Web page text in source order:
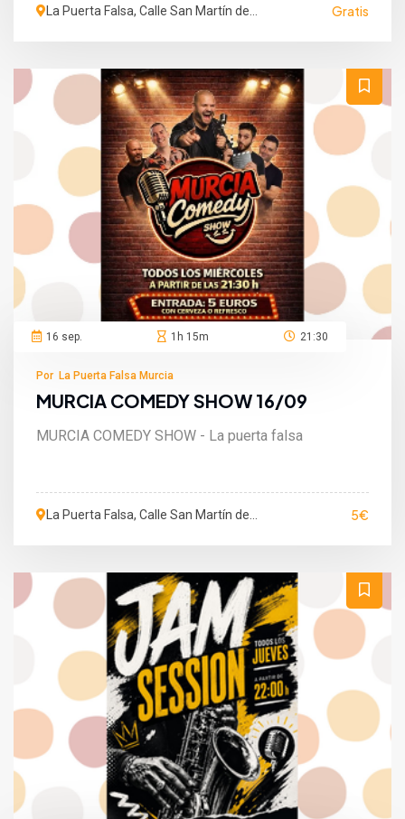
La Puerta Falsa, Calle San Martín de
Gratis
16 sep. 1h 15m 21:30
Por La Puerta Falsa Murcia
MURCIA COMEDY SHOW 16/09
MURCIA COMEDY SHOW - La puerta falsa
La Puerta Falsa, Calle San Martín de
5€